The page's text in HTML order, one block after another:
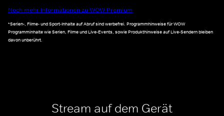
Noch mehr Informationen zu WOW Premium
*Serien-, Filme- und Sport-Inhalte auf Abruf sind werbefrei. Programmhinweise für WOW
Programminhalte wie Serien, Filme und Live-Events, sowie Produkthinweise auf Live-Sendern bleiben
davon unberührt.
Stream auf dem Gerät